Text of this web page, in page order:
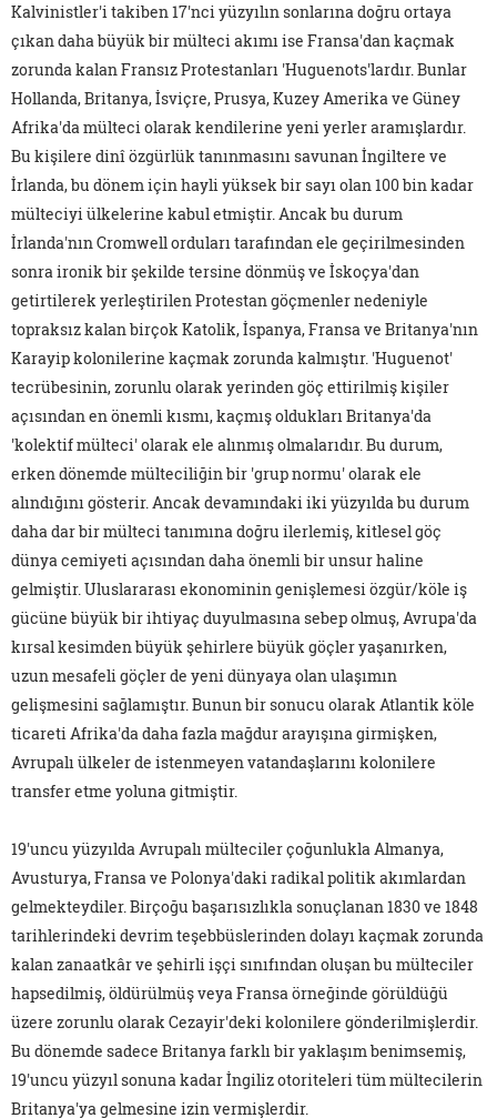
Kalvinistler'i takiben 17'nci yüzyılın sonlarına doğru ortaya
çıkan daha büyük bir mülteci akımı ise Fransa'dan kaçmak
zorunda kalan Fransız Protestanları 'Huguenots'lardır. Bunlar
Hollanda, Britanya, İsviçre, Prusya, Kuzey Amerika ve Güney
Afrika'da mülteci olarak kendilerine yeni yerler aramışlardır.
Bu kişilere dinî özgürlük tanınmasını savunan İngiltere ve
İrlanda, bu dönem için hayli yüksek bir sayı olan 100 bin kadar
mülteciyi ülkelerine kabul etmiştir. Ancak bu durum
İrlanda'nın Cromwell orduları tarafından ele geçirilmesinden
sonra ironik bir şekilde tersine dönmüş ve İskoçya'dan
getirtilerek yerleştirilen Protestan göçmenler nedeniyle
topraksız kalan birçok Katolik, İspanya, Fransa ve Britanya'nın
Karayip kolonilerine kaçmak zorunda kalmıştır. 'Huguenot'
tecrübesinin, zorunlu olarak yerinden göç ettirilmiş kişiler
açısından en önemli kısmı, kaçmış oldukları Britanya'da
'kolektif mülteci' olarak ele alınmış olmalarıdır. Bu durum,
erken dönemde mülteciliğin bir 'grup normu' olarak ele
alındığını gösterir. Ancak devamındaki iki yüzyılda bu durum
daha dar bir mülteci tanımına doğru ilerlemiş, kitlesel göç
dünya cemiyeti açısından daha önemli bir unsur haline
gelmiştir. Uluslararası ekonominin genişlemesi özgür/köle iş
gücüne büyük bir ihtiyaç duyulmasına sebep olmuş, Avrupa'da
kırsal kesimden büyük şehirlere büyük göçler yaşanırken,
uzun mesafeli göçler de yeni dünyaya olan ulaşımın
gelişmesini sağlamıştır. Bunun bir sonucu olarak Atlantik köle
ticareti Afrika'da daha fazla mağdur arayışına girmişken,
Avrupalı ülkeler de istenmeyen vatandaşlarını kolonilere
transfer etme yoluna gitmiştir.
19'uncu yüzyılda Avrupalı mülteciler çoğunlukla Almanya,
Avusturya, Fransa ve Polonya'daki radikal politik akımlardan
gelmekteydiler. Birçoğu başarısızlıkla sonuçlanan 1830 ve 1848
tarihlerindeki devrim teşebbüslerinden dolayı kaçmak zorunda
kalan zanaatkâr ve şehirli işçi sınıfından oluşan bu mülteciler
hapsedilmiş, öldürülmüş veya Fransa örneğinde görüldüğü
üzere zorunlu olarak Cezayir'deki kolonilere gönderilmişlerdir.
Bu dönemde sadece Britanya farklı bir yaklaşım benimsemiş,
19'uncu yüzyıl sonuna kadar İngiliz otoriteleri tüm mültecilerin
Britanya'ya gelmesine izin vermişlerdir.